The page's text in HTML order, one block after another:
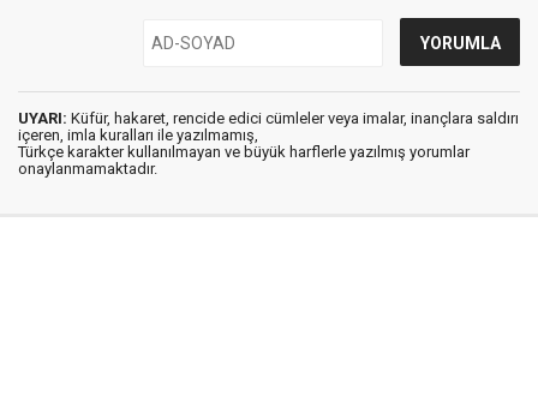
UYARI: Küfür, hakaret, rencide edici cümleler veya imalar, inançlara saldırı
içeren, imla kuralları ile yazılmamış,
Türkçe karakter kullanılmayan ve büyük harflerle yazılmış yorumlar
onaylanmamaktadır.